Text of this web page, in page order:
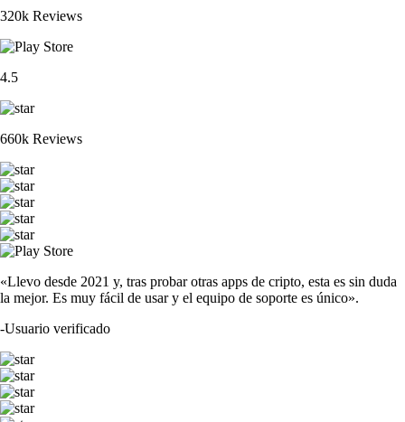
320k Reviews
4.5
660k Reviews
«Llevo desde 2021 y, tras probar otras apps de cripto, esta es sin duda
la mejor. Es muy fácil de usar y el equipo de soporte es único».
-Usuario verificado